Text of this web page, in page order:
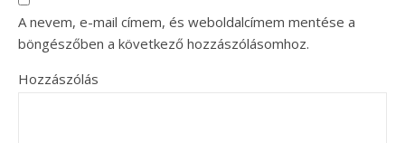
A nevem, e-mail címem, és weboldalcímem mentése a
böngészőben a következő hozzászólásomhoz.
Hozzászólás